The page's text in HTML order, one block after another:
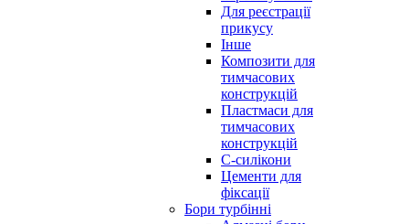
Для реєстрації
прикусу
Інше
Композити для
тимчасових
конструкцій
Пластмаси для
тимчасових
конструкцій
С-силікони
Цементи для
фіксації
Бори турбінні